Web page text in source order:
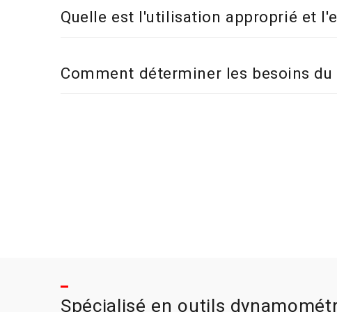
Quelle est l'utilisation approprié et
Comment déterminer les besoins du
Spécialisé en outils